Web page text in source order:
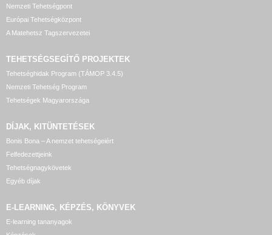
Nemzeti Tehetségpont
Európai Tehetségközpont
A Matehetsz Tagszervezetei
TEHETSÉGSEGÍTŐ PROJEKTEK
Tehetséghidak Program (TÁMOP 3.4.5)
Nemzeti Tehetség Program
Tehetségek Magyarországa
DÍJAK, KITÜNTETÉSEK
Bonis Bona – A nemzet tehetségeiért
Felfedezettjeink
Tehetségnagykövetek
Egyéb díjak
E-LEARNING, KÉPZÉS, KÖNYVEK
E-learning tananyagok